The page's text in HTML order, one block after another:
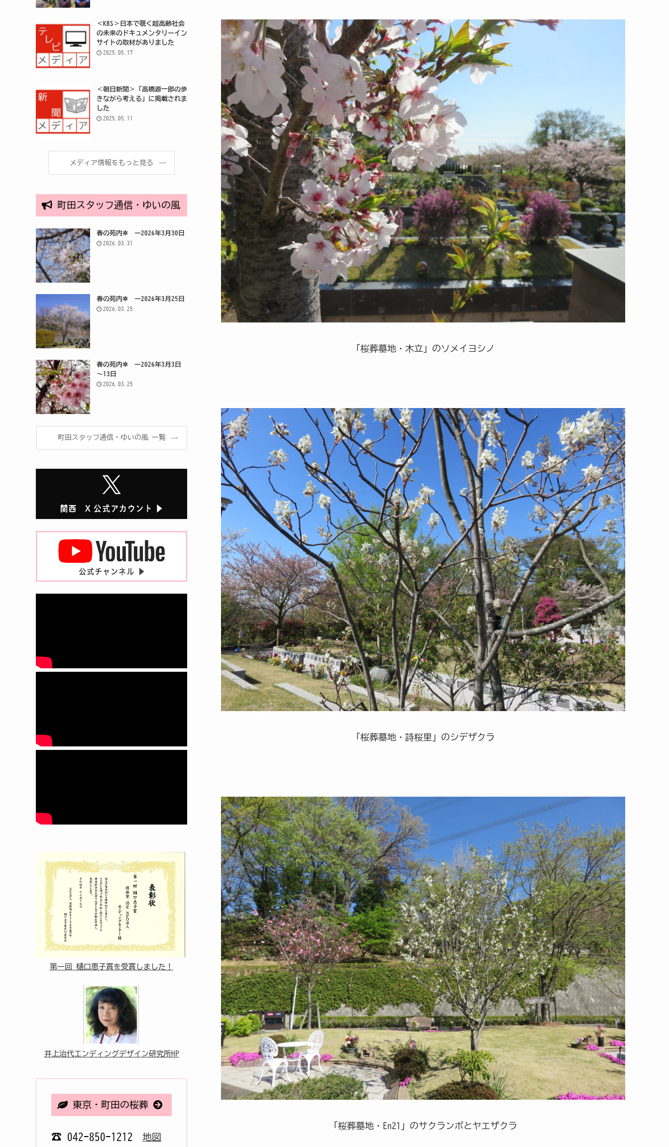
「桜葬墓地・木立」のソメイヨシノ
「桜葬墓地・詩桜里」のシデザクラ
「桜葬墓地・En21」のサクランボとヤエザクラ
＜KBS＞日本で覗く超高齢社会
の未来のドキュメンタリーイン
サイトの取材がありました
2025.05.17
＜朝日新聞＞「高橋源一郎の歩
きながら考える」に掲載されま
した
2025.05.11
メディア情報をもっと見る
町田スタッフ通信・ゆいの風
春の苑内✲ ー2026年3月30日
2026.03.31
春の苑内✲ ー2026年3月25日
2026.03.25
春の苑内✲ ー2026年3月3日
～13日
2026.03.25
町田スタッフ通信・ゆいの風 一覧
第一回 樋口恵子賞を受賞しました！
井上治代エンディングデザイン研究所HP
東京・町田の桜葬
☎ 042-850-1212 地図